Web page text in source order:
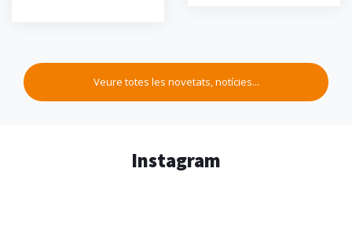
Veure totes les novetats, notícies...
Instagram